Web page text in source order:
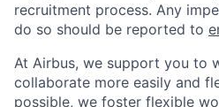
recruitment process. Any
do so should be reported to
At Airbus, we support you to
collaborate more easily and
possible, we foster flexible